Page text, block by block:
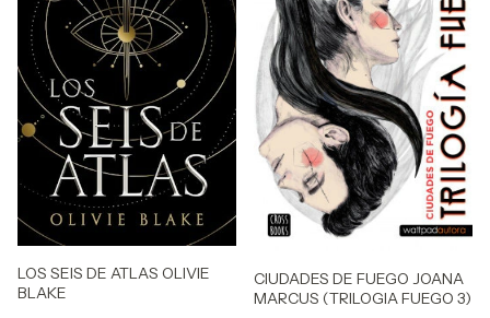
LOS SEIS DE ATLAS OLIVIE
BLAKE
CIUDADES DE FUEGO JOANA
MARCUS (TRILOGIA FUEGO 3)